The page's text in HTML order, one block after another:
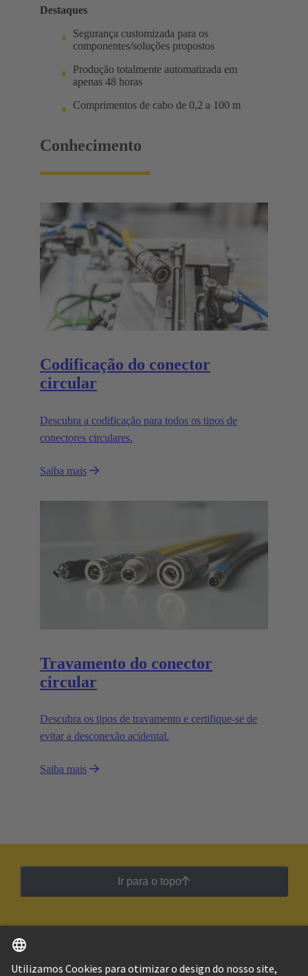
Destaques
Segurança customizada para os
componentes/soluções propostos
Produção totalmente automatizada em
apenas 48 horas
Comprimentos de cabo de 0,2 a 100 m
Conhecimento
Codificação do conector
circular
Descubra a codificação para todos os tipos de
conectores circulares.
Saiba mais
Travamento do conector
circular
Descubra os tipos de travamento e certifique-se de
evitar a desconexão acidental.
Saiba mais
Ir para o topo
Brasil Português